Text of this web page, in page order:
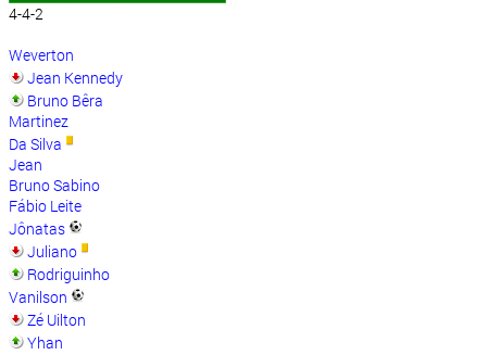
4-4-2
Weverton
Jean Kennedy
Bruno Bêra
Martinez
Da Silva
Jean
Bruno Sabino
Fábio Leite
Jônatas
Juliano
Rodriguinho
Vanilson
Zé Uilton
Yhan